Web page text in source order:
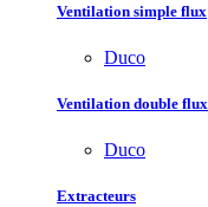
Ventilation simple flux
Duco
Ventilation double flux
Duco
Extracteurs